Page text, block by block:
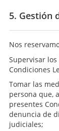
5. Gestión
Nos
Supervisar
Condiciones
Tomar las
persona que,
presentes
denuncia de
judiciales;